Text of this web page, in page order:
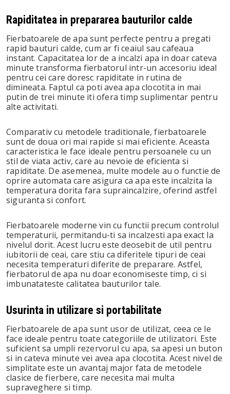
Rapiditatea in prepararea bauturilor calde
Fierbatoarele de apa sunt perfecte pentru a pregati
rapid bauturi calde, cum ar fi ceaiul sau cafeaua
instant. Capacitatea lor de a incalzi apa in doar cateva
minute transforma fierbatorul intr-un accesoriu ideal
pentru cei care doresc rapiditate in rutina de
dimineata. Faptul ca poti avea apa clocotita in mai
putin de trei minute iti ofera timp suplimentar pentru
alte activitati.
Comparativ cu metodele traditionale, fierbatoarele
sunt de doua ori mai rapide si mai eficiente. Aceasta
caracteristica le face ideale pentru persoanele cu un
stil de viata activ, care au nevoie de eficienta si
rapiditate. De asemenea, multe modele au o functie de
oprire automata care asigura ca apa este incalzita la
temperatura dorita fara supraincalzire, oferind astfel
siguranta si confort.
Fierbatoarele moderne vin cu functii precum controlul
temperaturii, permitandu-ti sa incalzesti apa exact la
nivelul dorit. Acest lucru este deosebit de util pentru
iubitorii de ceai, care stiu ca diferitele tipuri de ceai
necesita temperaturi diferite de preparare. Astfel,
fierbatorul de apa nu doar economiseste timp, ci si
imbunatateste calitatea bauturilor tale.
Usurinta in utilizare si portabilitate
Fierbatoarele de apa sunt usor de utilizat, ceea ce le
face ideale pentru toate categoriile de utilizatori. Este
suficient sa umpli rezervorul cu apa, sa apesi un buton
si in cateva minute vei avea apa clocotita. Acest nivel de
simplitate este un avantaj major fata de metodele
clasice de fierbere, care necesita mai multa
supraveghere si timp.